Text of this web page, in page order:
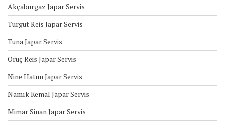
Akçaburgaz Japar Servis
Turgut Reis Japar Servis
Tuna Japar Servis
Oruç Reis Japar Servis
Nine Hatun Japar Servis
Namık Kemal Japar Servis
Mimar Sinan Japar Servis